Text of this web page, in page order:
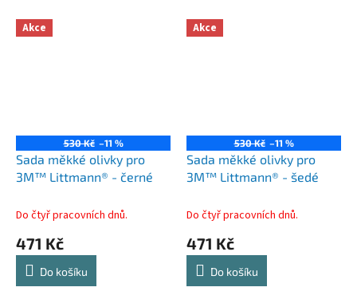
Akce
530 Kč –11 %
Sada měkké olivky pro
3M™ Littmann® - černé
Do čtyř pracovních dnů.
471 Kč
Do košíku
Akce
530 Kč –11 %
Sada měkké olivky pro
3M™ Littmann® - šedé
Do čtyř pracovních dnů.
471 Kč
Do košíku